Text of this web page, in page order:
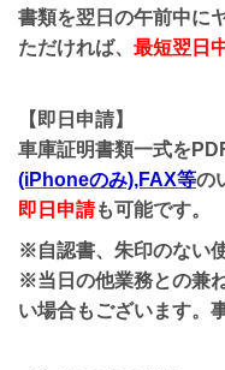
書類を翌日の午前中に
ただければ、 最短翌日
【即日申請】
車庫証明書類一式を
(iPhoneのみ),FAX等の
即日申請も可能です。
※自認書、朱印のない
※当日の他業務との兼
い場合もございます。